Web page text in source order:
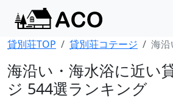
貸別荘TOP 貸別荘コテージ 海沿
海沿い・海水浴に近い
ジ 544選ランキング